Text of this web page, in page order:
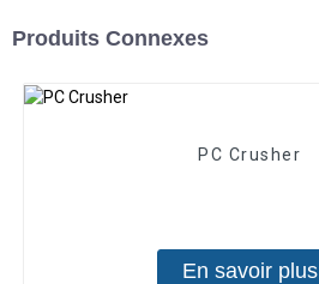
Produits Connexes
PC Crusher
En savoir plus